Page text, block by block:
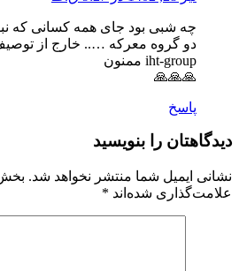
چه شبی بود جای همه کسانی که
دو گروه معرکه ….. خارج از
iht-group ممنون
🙏🙏🙏
پاسخ
دیدگاهتان را بنویسید
نشانی ایمیل شما منتشر نخواهد شد.
علامت‌گذاری شده‌اند *